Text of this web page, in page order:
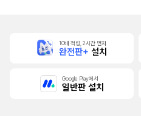
10배 적립, 2시간 먼저
완전판+ 설치
Google Play에서
일반판 설치